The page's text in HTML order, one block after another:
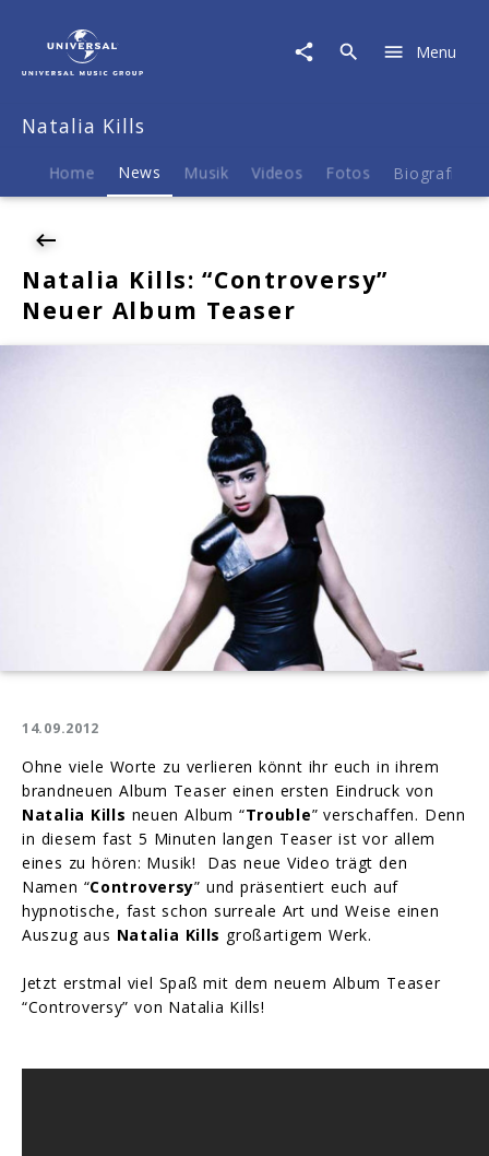
News
Natalia
"Controversy"
Neuer
Teaser
Menu
Natalia Kills
Home News Musik Videos Fotos Biografie
Natalia Kills: “Controversy”
Neuer Album Teaser
14.09.2012
Ohne viele Worte zu verlieren könnt ihr euch in ihrem
brandneuen Album Teaser einen ersten Eindruck von
Natalia Kills neuen Album “Trouble” verschaffen. Denn
in diesem fast 5 Minuten langen Teaser ist vor allem
eines zu hören: Musik! Das neue Video trägt den
Namen “Controversy” und präsentiert euch auf
hypnotische, fast schon surreale Art und Weise einen
Auszug aus Natalia Kills großartigem Werk.
Jetzt erstmal viel Spaß mit dem neuem Album Teaser
“Controversy” von Natalia Kills!